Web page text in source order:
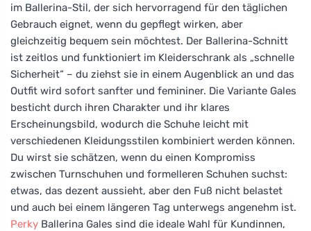
im Ballerina-Stil, der sich hervorragend für den täglichen
Gebrauch eignet, wenn du gepflegt wirken, aber
gleichzeitig bequem sein möchtest. Der Ballerina-Schnitt
ist zeitlos und funktioniert im Kleiderschrank als „schnelle
Sicherheit“ – du ziehst sie in einem Augenblick an und das
Outfit wird sofort sanfter und femininer. Die Variante Gales
besticht durch ihren Charakter und ihr klares
Erscheinungsbild, wodurch die Schuhe leicht mit
verschiedenen Kleidungsstilen kombiniert werden können.
Du wirst sie schätzen, wenn du einen Kompromiss
zwischen Turnschuhen und formelleren Schuhen suchst:
etwas, das dezent aussieht, aber den Fuß nicht belastet
und auch bei einem längeren Tag unterwegs angenehm ist.
Perky Ballerina Gales sind die ideale Wahl für Kundinnen,